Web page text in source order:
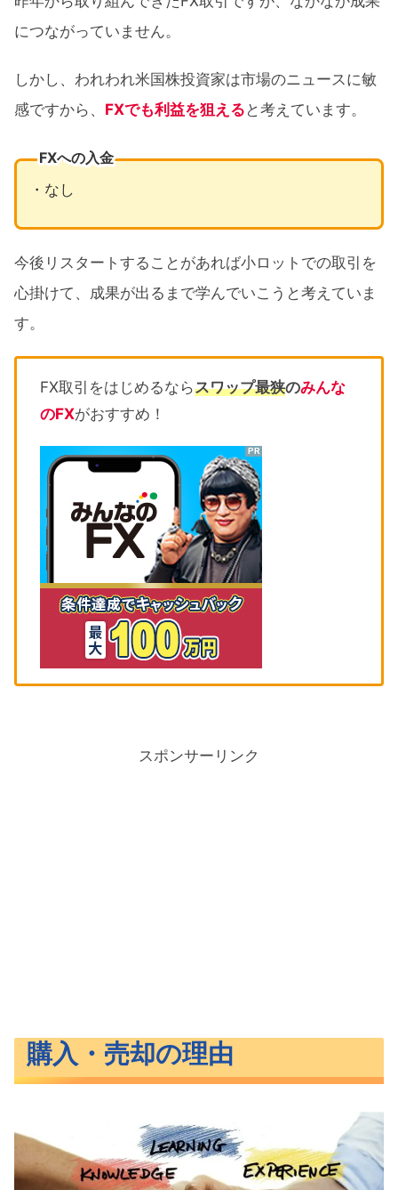
につながっていません。
しかし、われわれ米国株投資家は市場のニュースに敏
感ですから、 FXでも利益を狙える と考えています。
FXへの入金
・なし
今後リスタートすることがあれば小ロットでの取引を
心掛けて、成果が出るまで学んでいこうと考えていま
す。
FX取引をはじめるならスワップ最狭のみんな
のFXがおすすめ！
スポンサーリンク
購入・売却の理由